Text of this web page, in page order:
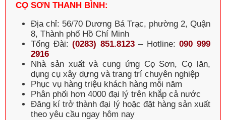
CỌ SƠN THANH BÌNH:
Địa chỉ: 56/70 Dương Bá Trạc, phường 2, Quận
8, Thành phố Hồ Chí Minh
Tổng Đài:(0283) 851.8123– Hotline:090 999
2916
Nhà sản xuất và cung ứng Cọ Sơn, Cọ lăn,
dụng cụ xây dựng và trang trí chuyên nghiệp
Phục vụ hàng triệu khách hàng mỗi năm
Phân phối hơn 4000 đại lý trên khắp cả nước
Đăng kí trở thành đại lý hoặc đặt hàng sản xuất
theo yêu cầu ngay hôm nay